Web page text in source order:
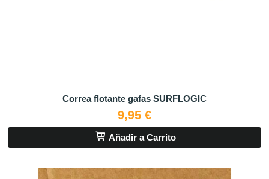
Correa flotante gafas SURFLOGIC
9,95 €
Añadir a Carrito